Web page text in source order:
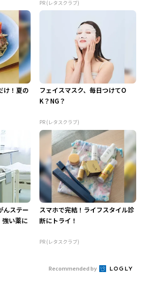
PR (レタスクラブ)
！夏の
フェイスマスク、毎日つけてO
K？NG？
PR (レタスクラブ)
んステー
強い薬に
スマホで完結！ライフスタイル診
断にトライ！
PR (レタスクラブ)
Recommended by